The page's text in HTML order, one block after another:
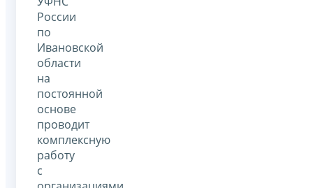
России
по
Ивановской
области
на
постоянной
основе
проводит
комплексную
работу
с